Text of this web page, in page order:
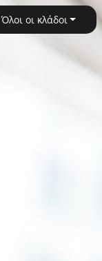
Όλοι οι κλάδοι